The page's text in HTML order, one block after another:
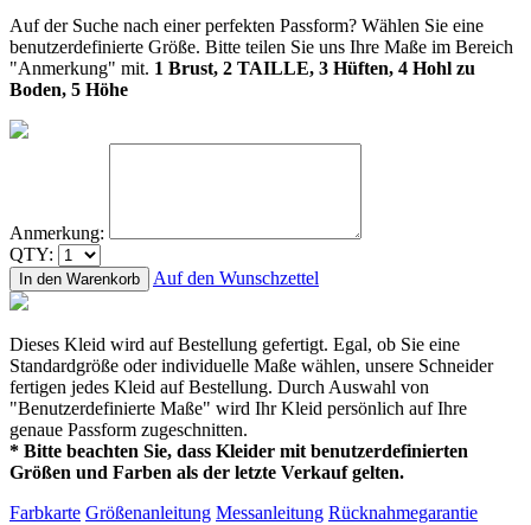
Auf der Suche nach einer perfekten Passform? Wählen Sie eine
benutzerdefinierte Größe. Bitte teilen Sie uns Ihre Maße im Bereich
"Anmerkung" mit. 1 Brust, 2 TAILLE, 3 Hüften, 4 Hohl zu
Boden, 5 Höhe
Anmerkung:
QTY:
In den Warenkorb Auf den Wunschzettel
Dieses Kleid wird auf Bestellung gefertigt. Egal, ob Sie eine
Standardgröße oder individuelle Maße wählen, unsere Schneider
fertigen jedes Kleid auf Bestellung. Durch Auswahl von
"Benutzerdefinierte Maße" wird Ihr Kleid persönlich auf Ihre
genaue Passform zugeschnitten.
* Bitte beachten Sie, dass Kleider mit benutzerdefinierten
Größen und Farben als der letzte Verkauf gelten.
Farbkarte Größenanleitung Messanleitung Rücknahmegarantie